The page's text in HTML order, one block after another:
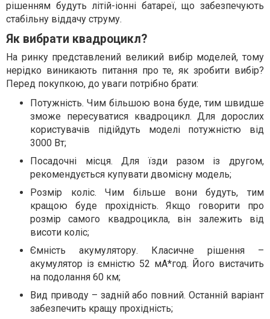
рішенням будуть літій-іонні батареї, що забезпечують
стабільну віддачу струму.
Як вибрати квадроцикл?
На ринку представлений великий вибір моделей, тому
нерідко виникають питання про те, як зробити вибір?
Перед покупкою, до уваги потрібно брати:
Потужність. Чим більшою вона буде, тим швидше
зможе пересуватися квадроцикл. Для дорослих
користувачів підійдуть моделі потужністю від
3000 Вт;
Посадочні місця. Для їзди разом із другом,
рекомендується купувати двомісну модель;
Розмір коліс. Чим більше вони будуть, тим
кращою буде прохідність. Якщо говорити про
розмір самого квадроцикла, він залежить від
висоти коліс;
Ємність акумулятору. Класичне рішення –
акумулятор із ємністю 52 мА*год. Його вистачить
на подолання 60 км;
Вид приводу – задній або повний. Останній варіант
забезпечить кращу прохідність;